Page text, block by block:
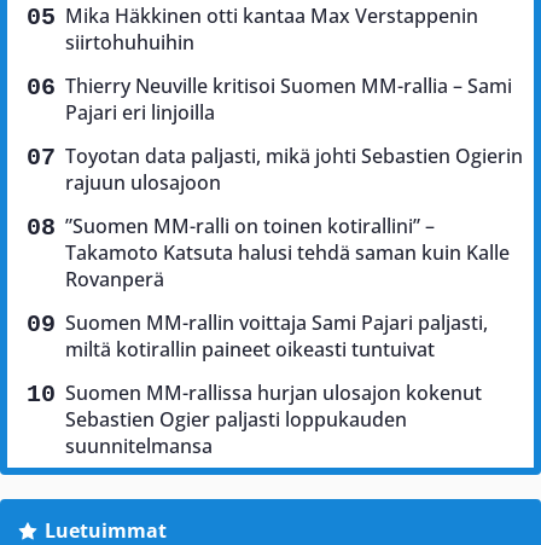
Mika Häkkinen otti kantaa Max Verstappenin
siirtohuhuihin
Thierry Neuville kritisoi Suomen MM-rallia – Sami
Pajari eri linjoilla
Toyotan data paljasti, mikä johti Sebastien Ogierin
rajuun ulosajoon
”Suomen MM-ralli on toinen kotirallini” –
Takamoto Katsuta halusi tehdä saman kuin Kalle
Rovanperä
Suomen MM-rallin voittaja Sami Pajari paljasti,
miltä kotirallin paineet oikeasti tuntuivat
Suomen MM-rallissa hurjan ulosajon kokenut
Sebastien Ogier paljasti loppukauden
suunnitelmansa
Luetuimmat